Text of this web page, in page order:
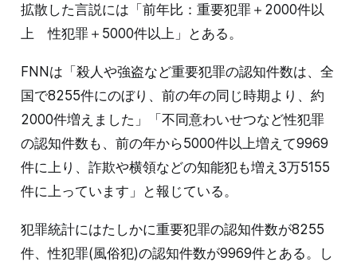
拡散した言説には「前年比：重要犯罪＋2000件以
上 性犯罪＋5000件以上」とある。
FNNは「殺人や強盗など重要犯罪の認知件数は、全
国で8255件にのぼり、前の年の同じ時期より、約
2000件増えました」「不同意わいせつなど性犯罪
の認知件数も、前の年から5000件以上増えて9969
件に上り、詐欺や横領などの知能犯も増え3万5155
件に上っています」と報じている。
犯罪統計にはたしかに重要犯罪の認知件数が8255
件、性犯罪(風俗犯)の認知件数が9969件とある。し